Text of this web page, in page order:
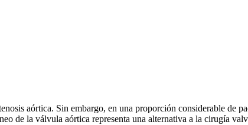
aórtica. Sin embargo, en una proporción considerable de
de la válvula aórtica representa una alternativa a la cirugía